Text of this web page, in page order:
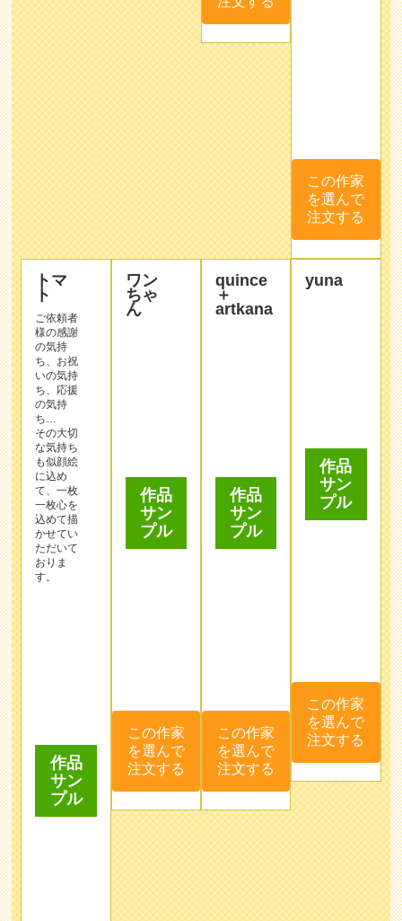
を選んで
注文する
トマ
ご依頼者
様の感謝
の気持
ち、お祝
いの気持
ち、応援
の気持
ち…
その大切
な気持ち
も似顔絵
に込め
て、一枚
一枚心を
込めて描
かせてい
ただいて
おりま
す。
プル
ワン
ん
quince
artkana
プル
注文する
yuna
プル
注文する